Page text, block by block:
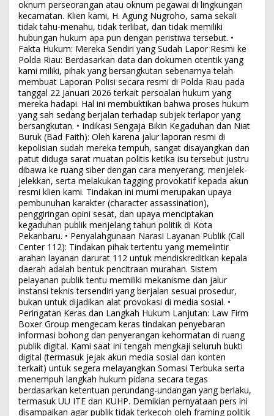
oknum perseorangan atau oknum pegawai di lingkungan
kecamatan. Klien kami, H. Agung Nugroho, sama sekali
tidak tahu-menahu, tidak terlibat, dan tidak memiliki
hubungan hukum apa pun dengan peristiwa tersebut. •
Fakta Hukum: Mereka Sendiri yang Sudah Lapor Resmi ke
Polda Riau: Berdasarkan data dan dokumen otentik yang
kami miliki, pihak yang bersangkutan sebenarnya telah
membuat Laporan Polisi secara resmi di Polda Riau pada
tanggal 22 Januari 2026 terkait persoalan hukum yang
mereka hadapi. Hal ini membuktikan bahwa proses hukum
yang sah sedang berjalan terhadap subjek terlapor yang
bersangkutan. • Indikasi Sengaja Bikin Kegaduhan dan Niat
Buruk (Bad Faith): Oleh karena jalur laporan resmi di
kepolisian sudah mereka tempuh, sangat disayangkan dan
patut diduga sarat muatan politis ketika isu tersebut justru
dibawa ke ruang siber dengan cara menyerang, menjelek-
jelekkan, serta melakukan tagging provokatif kepada akun
resmi klien kami. Tindakan ini murni merupakan upaya
pembunuhan karakter (character assassination),
penggiringan opini sesat, dan upaya menciptakan
kegaduhan publik menjelang tahun politik di Kota
Pekanbaru. • Penyalahgunaan Narasi Layanan Publik (Call
Center 112): Tindakan pihak tertentu yang memelintir
arahan layanan darurat 112 untuk mendiskreditkan kepala
daerah adalah bentuk pencitraan murahan. Sistem
pelayanan publik tentu memiliki mekanisme dan jalur
instansi teknis tersendiri yang berjalan sesuai prosedur,
bukan untuk dijadikan alat provokasi di media sosial. •
Peringatan Keras dan Langkah Hukum Lanjutan: Law Firm
Boxer Group mengecam keras tindakan penyebaran
informasi bohong dan penyerangan kehormatan di ruang
publik digital. Kami saat ini tengah mengkaji seluruh bukti
digital (termasuk jejak akun media sosial dan konten
terkait) untuk segera melayangkan Somasi Terbuka serta
menempuh langkah hukum pidana secara tegas
berdasarkan ketentuan perundang-undangan yang berlaku,
termasuk UU ITE dan KUHP. Demikian pernyataan pers ini
disampaikan agar publik tidak terkecoh oleh framing politik